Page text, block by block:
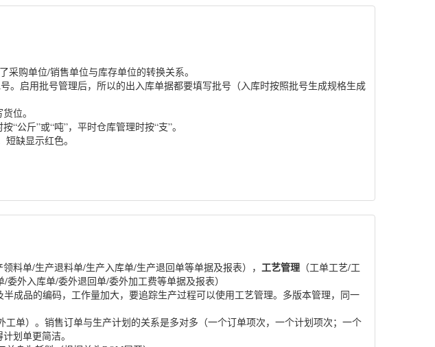
购单位/销售单位与库存单位的转换关系。
。启用批号管理后，所以的出入库单据都要填写批号（入库时按照批号生成规格生成
位。
公斤”或“吨”，平时仓库管理时按“支”。
缺显示红色。
领料单/生产退料单/生产入库单/生产退回单等单据及报表）， 工艺管理 （工单工艺/工
/委外入库单/委外退回单/委外加工费等单据及报表）
成品的编码，工作量加大，要追踪生产过程可以使用工艺管理。多版本管理，同一
单）。销售订单与生产计划的关系是多对多（一个订单项次，一个计划项次；一个
划单更简洁。